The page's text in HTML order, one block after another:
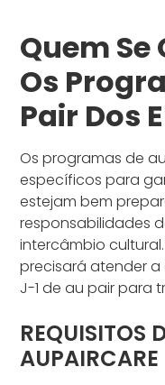
Quem
Os
Pair Dos
Os programas de
específicos para
estejam bem
responsabilidades
intercâmbio
precisará atender a
J-1 de au pair para
REQUISITOS
AUPAIRCARE